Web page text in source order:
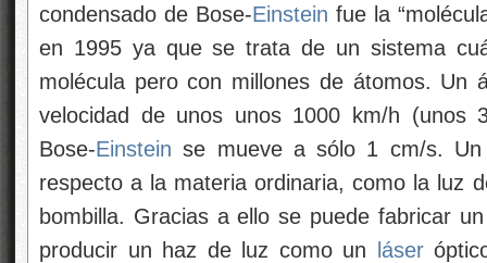
condensado de Bose-Einstein fue la
en 1995 ya que se trata de un sistema
molécula pero con millones de átomos.
velocidad de unos unos 1000 km/h (unos
Bose-Einstein se mueve a sólo 1 cm/s. Un
respecto a la materia ordinaria, como la luz
bombilla. Gracias a ello se puede fabricar
producir un haz de luz como un
láser